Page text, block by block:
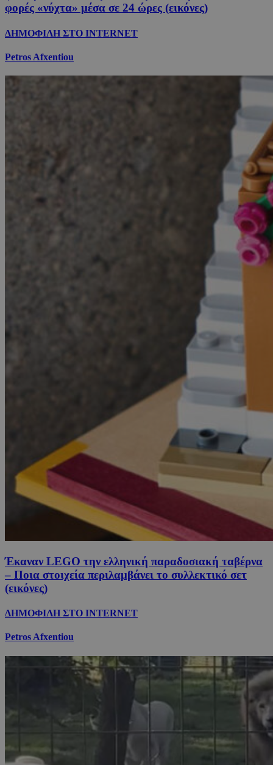
φορές «νύχτα» μέσα σε 24 ώρες (εικόνες)
ΔΗΜΟΦΙΛΗ ΣΤΟ INTERNET
Petros Afxentiou
Έκαναν LEGO την ελληνική παραδοσιακή ταβέρνα
– Ποια στοιχεία περιλαμβάνει το συλλεκτικό σετ
(εικόνες)
ΔΗΜΟΦΙΛΗ ΣΤΟ INTERNET
Petros Afxentiou